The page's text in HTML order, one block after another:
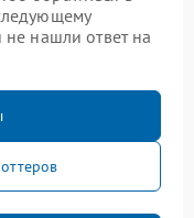
не нашли ответ на